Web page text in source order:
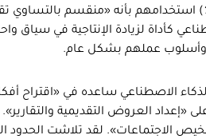
شريحة من المشاركين (41٪) استخدامهم بأنه
كأداة لزيادة الإنتاجية في سياق
عملهم بشكل عام.
الاصطناعي ساعده في «اقتراح
«إعداد العروض التقديمية
الاجتماعات». لقد تلاشت الحدود